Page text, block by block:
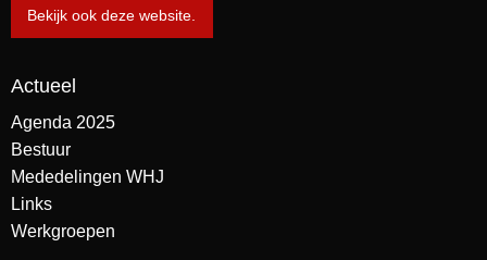
Bekijk ook deze website.
Actueel
Agenda 2025
Bestuur
Mededelingen WHJ
Links
Werkgroepen